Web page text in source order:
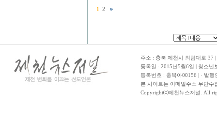
1 2
주소 : 충북 제천시 의림대로 37
등록일 : 2015년5월6일 | 청소
등록번호 : 충북아00156 | · 발
본 사이트는 이메일주소 무단수
Copyright⒞제천뉴스저널. All